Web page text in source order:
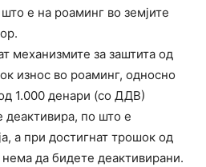
е на роаминг во земјите
механизмите за заштита од
износ во роаминг, односно
1.000 денари (со ДДВ)
деактивира, по што е
а при достигнат трошок од
да бидете деактивирани.